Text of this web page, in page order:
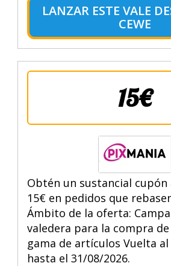
LANZAR ESTE VALE
CEWE
15€
Obtén un sustancial cupón
15€ en pedidos que
Ámbito de la oferta:
valedera para la compra
gama de artículos Vuelta al
hasta el 31/08/2026.